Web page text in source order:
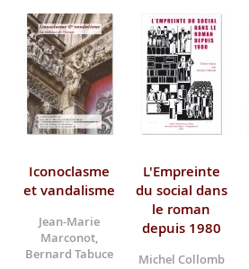
Iconoclasme
et vandalisme
Jean-Marie
Marconot,
Bernard Tabuce
L'Empreinte
du social dans
le roman
depuis 1980
Michel Collomb